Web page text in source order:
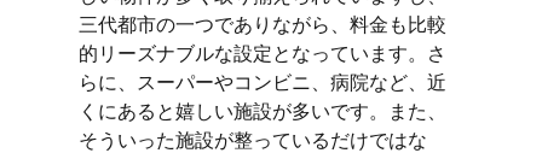
三代都市の一つでありながら、料金も比較
的リーズナブルな設定となっています。さ
らに、スーパーやコンビニ、病院など、近
くにあると嬉しい施設が多いです。また、
そういった施設が整っているだけではな